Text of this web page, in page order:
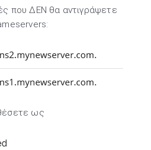
που ΔΕΝ θα αντιγράψετε
ως